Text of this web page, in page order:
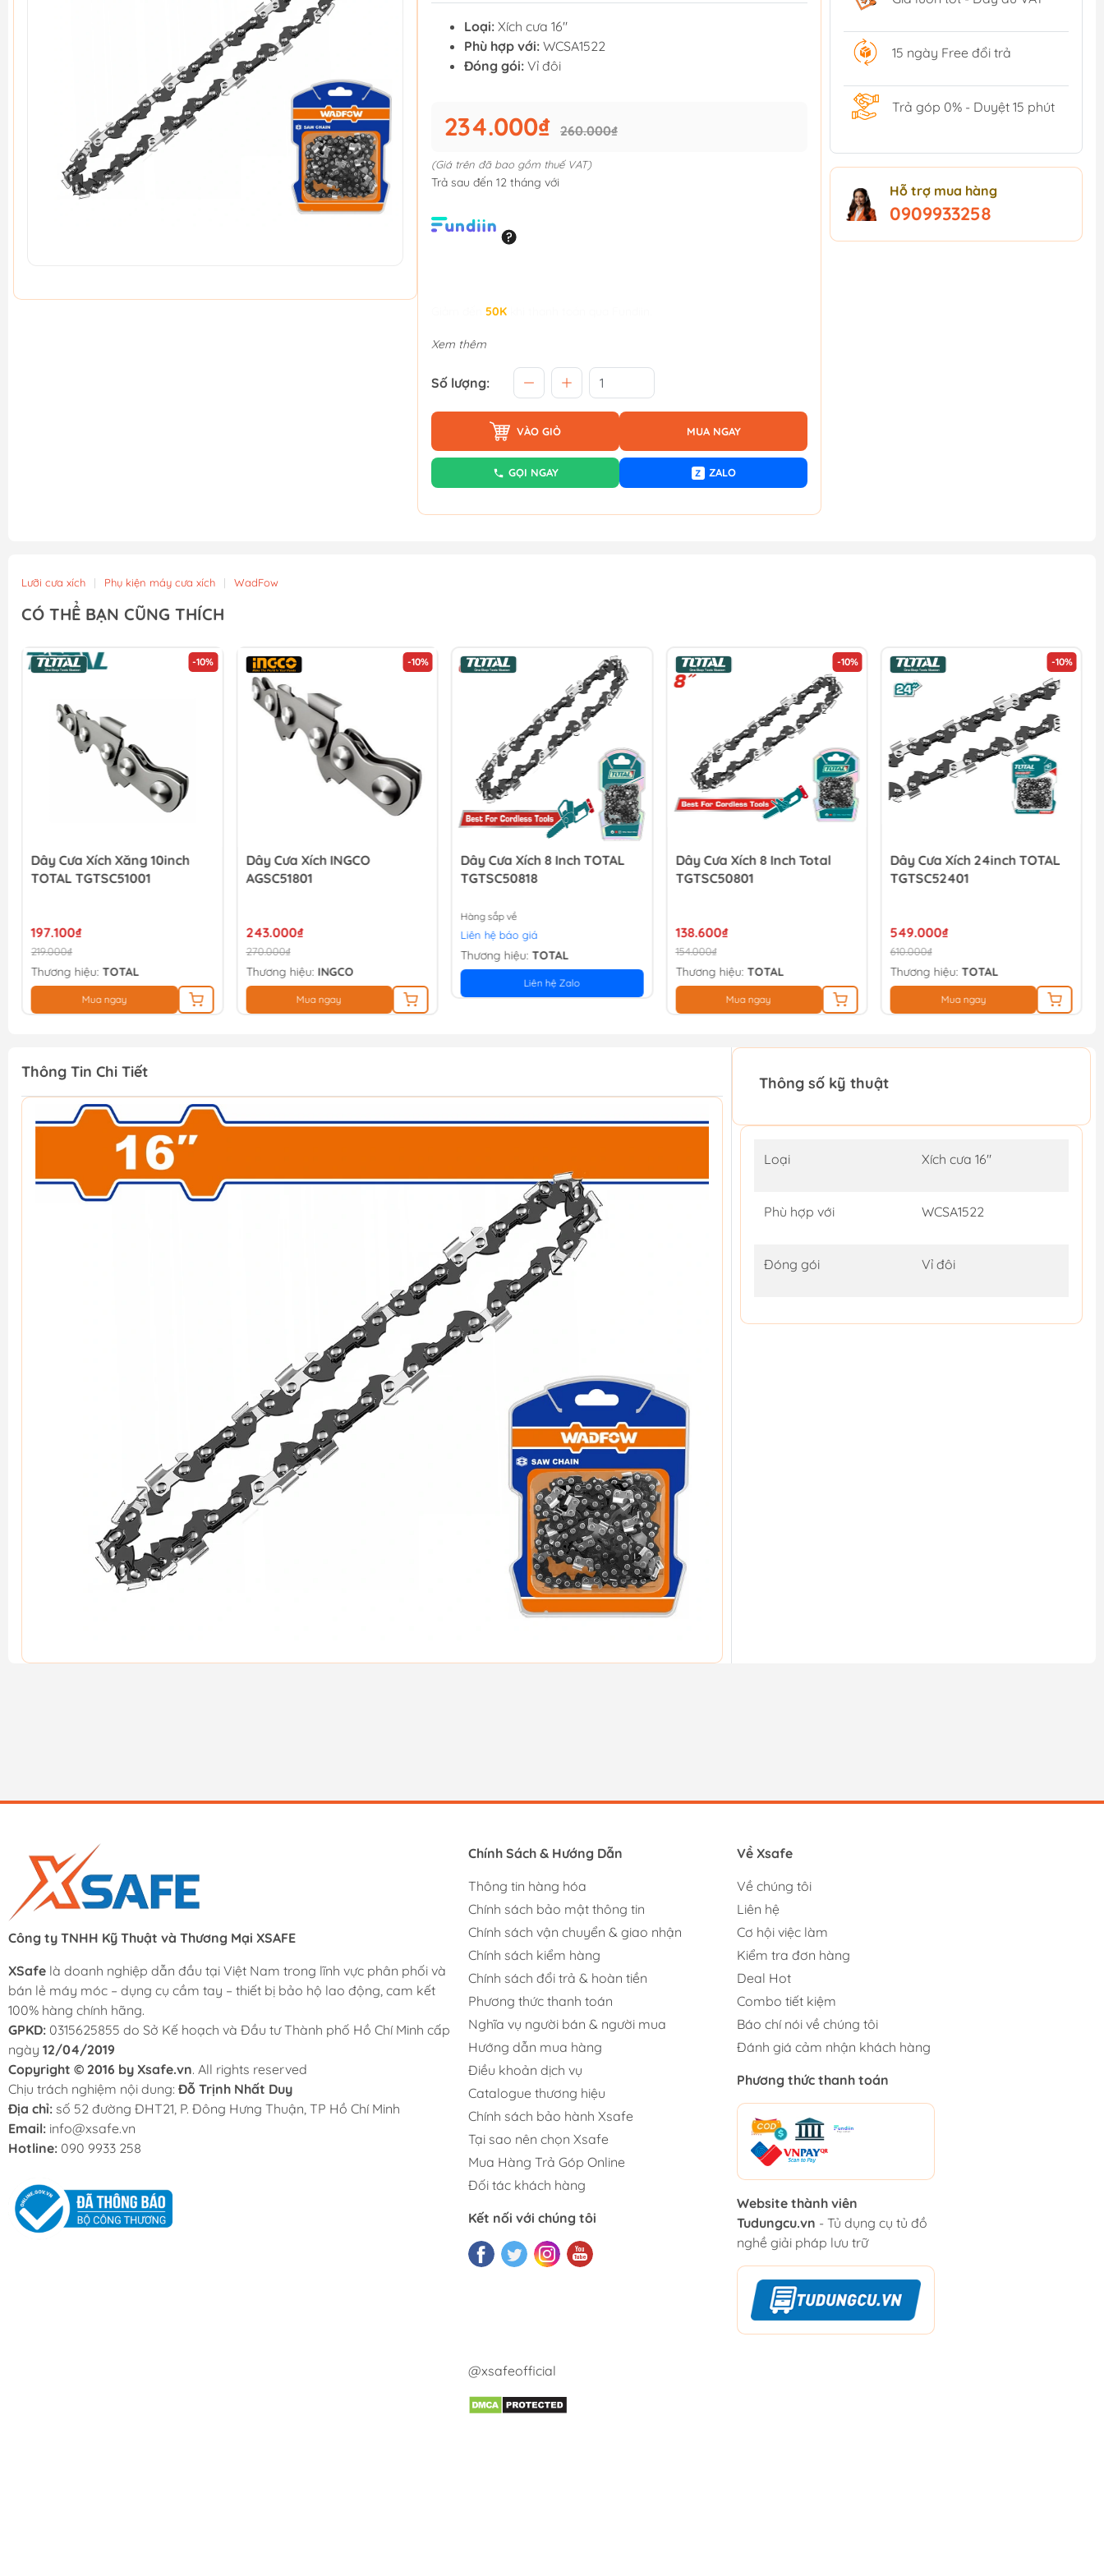
Loại: Xích cưa 16"
Phù hợp với: WCSA1522
Đóng gói: Vỉ đôi
234.000₫ 260.000₫
(Giá trên đã bao gồm thuế VAT)
Trả sau đến 12 tháng với
50K
Xem thêm
Số lượng:
VÀO GIỎ MUA NGAY
GỌI NGAY Z ZALO
15 ngày Free đổi trả
Trả góp 0% - Duyệt 15 phút
Hỗ trợ mua hàng
0909933258
Lưỡi cưa xích | Phụ kiện máy cưa xích | WadFow
CÓ THỂ BẠN CŨNG THÍCH
-10%
Dây Cưa Xích Xăng 10inch
TOTAL TGTSC51001
197.100₫
219.000₫
Thương hiệu: TOTAL
Mua ngay
-10%
Dây Cưa Xích INGCO
AGSC51801
243.000₫
270.000₫
Thương hiệu: INGCO
Mua ngay
Dây Cưa Xích 8 Inch TOTAL
TGTSC50818
Hàng sắp về
Liên hệ báo giá
Thương hiệu: TOTAL
Liên hệ Zalo
-10%
Dây Cưa Xích 8 Inch Total
TGTSC50801
138.600₫
154.000₫
Thương hiệu: TOTAL
Mua ngay
-10%
Dây Cưa Xích 24inch TOTAL
TGTSC52401
549.000₫
610.000₫
Thương hiệu: TOTAL
Mua ngay
Thông Tin Chi Tiết
Thông số kỹ thuật
Loại Xích cưa 16"
Phù hợp với WCSA1522
Đóng gói Vỉ đôi
Công ty TNHH Kỹ Thuật và Thương Mại XSAFE
XSafe là doanh nghiệp dẫn đầu tại Việt Nam trong lĩnh vực phân phối và
bán lẻ máy móc – dụng cụ cầm tay – thiết bị bảo hộ lao động, cam kết
100% hàng chính hãng.
GPKD: 0315625855 do Sở Kế hoạch và Đầu tư Thành phố Hồ Chí Minh cấp
ngày 12/04/2019
Copyright © 2016 by Xsafe.vn. All rights reserved
Chịu trách nghiệm nội dung: Đỗ Trịnh Nhất Duy
Địa chỉ: số 52 đường ĐHT21, P. Đông Hưng Thuận, TP Hồ Chí Minh
Email: info@xsafe.vn
Hotline: 090 9933 258
Chính Sách & Hướng Dẫn
Thông tin hàng hóa
Chính sách bảo mật thông tin
Chính sách vận chuyển & giao nhận
Chính sách kiểm hàng
Chính sách đổi trả & hoàn tiền
Phương thức thanh toán
Nghĩa vụ người bán & người mua
Hướng dẫn mua hàng
Điều khoản dịch vụ
Catalogue thương hiệu
Chính sách bảo hành Xsafe
Tại sao nên chọn Xsafe
Mua Hàng Trả Góp Online
Đối tác khách hàng
Kết nối với chúng tôi
Về Xsafe
Về chúng tôi
Liên hệ
Cơ hội việc làm
Kiểm tra đơn hàng
Deal Hot
Combo tiết kiệm
Báo chí nói về chúng tôi
Đánh giá cảm nhận khách hàng
Phương thức thanh toán
Website thành viên
Tudungcu.vn - Tủ dụng cụ tủ đồ
nghề giải pháp lưu trữ
@xsafeofficial